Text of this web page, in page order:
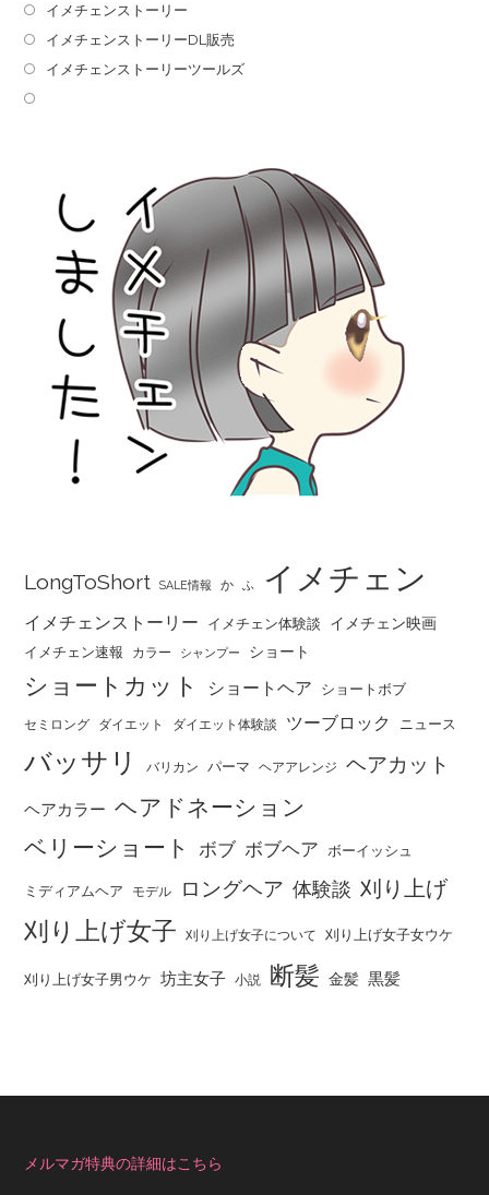
イメチェンストーリー
イメチェンストーリーDL販売
イメチェンストーリーツールズ
LongToShort SALE情報 か ふ イメチェン
イメチェンストーリー イメチェン体験談 イメチェン映画
イメチェン速報 カラー シャンプー ショート
ショートカット ショートヘア ショートボブ
セミロング ダイエット ダイエット体験談 ツーブロック ニュース
バッサリ バリカン パーマ ヘアアレンジ ヘアカット
ヘアカラー ヘアドネーション
ベリーショート
ボブ ボブヘア ボーイッシュ
ミディアムヘア モデル ロングヘア 体験談 刈り上げ
刈り上げ女子 刈り上げ女子について 刈り上げ女子女ウケ
刈り上げ女子男ウケ 坊主女子 小説 断髪 金髪 黒髪
メルマガ特典の詳細はこちら